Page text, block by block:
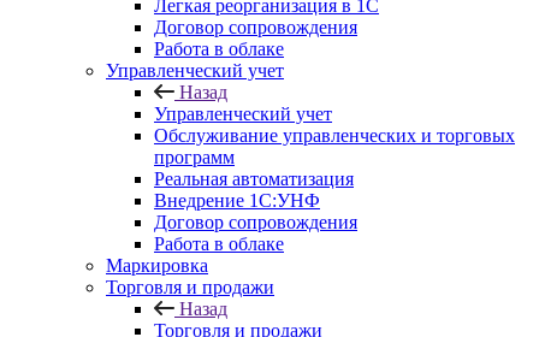
Легкая реорганизация в 1С
Договор сопровождения
Работа в облаке
Управленческий учет
Назад
Управленческий учет
Обслуживание управленческих и торговых
программ
Реальная автоматизация
Внедрение 1С:УНФ
Договор сопровождения
Работа в облаке
Маркировка
Торговля и продажи
Назад
Торговля и продажи